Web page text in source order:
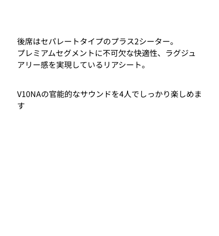
後席はセパレートタイプのプラス2シーター。
プレミアムセグメントに不可欠な快適性、ラグジュ
アリー感を実現しているリアシート。
V10NAの官能的なサウンドを4人でしっかり楽しめま
す